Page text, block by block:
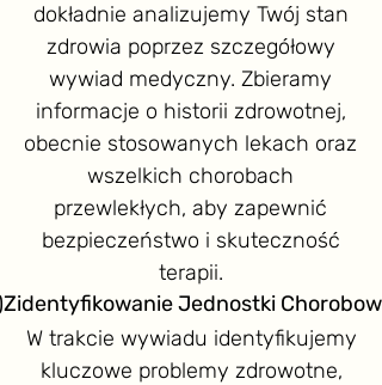
dokładnie analizujemy Twój stan
zdrowia poprzez szczegółowy
wywiad medyczny. Zbieramy
informacje o historii zdrowotnej,
obecnie stosowanych lekach oraz
wszelkich chorobach
przewlekłych, aby zapewnić
bezpieczeństwo i skuteczność
terapii.
Jednostki
W trakcie wywiadu identyfikujemy
kluczowe problemy zdrowotne,